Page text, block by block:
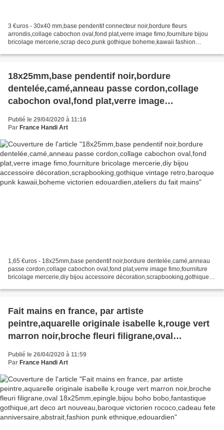
3 €uros - 30x40 mm,base pendentif connecteur noir,bordure fleurs
arrondis,collage cabochon oval,fond plat,verre image fimo,fourniture bijou
bricolage mercerie,scrap deco,punk gothique boheme,kawaii fashion
18x25mm,base pendentif noir,bordure
dentelée,camé,anneau passe cordon,collage
cabochon oval,fond plat,verre image
accessoire décoration,scrapbooking,gothique
victorien edouardien,ateliers du fait mains
Publié le 29/04/2020 à 11:16
Par France Handi Art
1,65 €uros - 18x25mm,base pendentif noir,bordure dentelée,camé,anneau
passe cordon,collage cabochon oval,fond plat,verre image fimo,fourniture
bricolage mercerie,diy bijou accessoire décoration,scrapbooking,gothique
Fait mains en france, par artiste
peintre,aquarelle originale isabelle k,rouge vert
marron noir,broche fleuri filigrane,oval
18x25mm,epingle,bijou boho bobo,fantastique
gothique,art deco art nouveau,baroque victorien
punk ethnique,edouardien
Publié le 26/04/2020 à 11:59
Par France Handi Art